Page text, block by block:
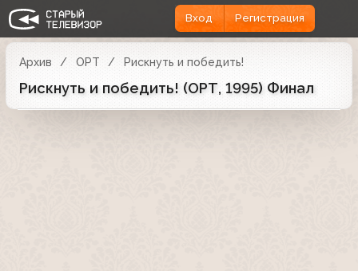
Вход Регистрация
Архив ОРТ Рискнуть и победить!
Рискнуть и победить! (ОРТ, 1995) Финал